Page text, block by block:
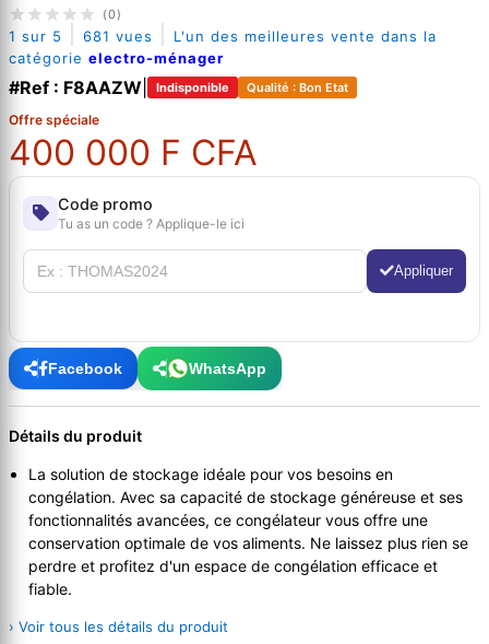
(0)
1 sur 5 681 vues
L'un des meilleures vente dans la
catégorie electro-ménager
#Ref : F8AAZW Indisponible Qualité : Bon Etat
Offre spéciale
400 000 F CFA
Code promo
Tu as un code ? Applique-le ici
Appliquer
Facebook WhatsApp
Détails du produit
La solution de stockage idéale pour vos besoins en
congélation. Avec sa capacité de stockage généreuse et ses
fonctionnalités avancées, ce congélateur vous offre une
conservation optimale de vos aliments. Ne laissez plus rien se
perdre et profitez d'un espace de congélation efficace et
fiable.
› Voir tous les détails du produit